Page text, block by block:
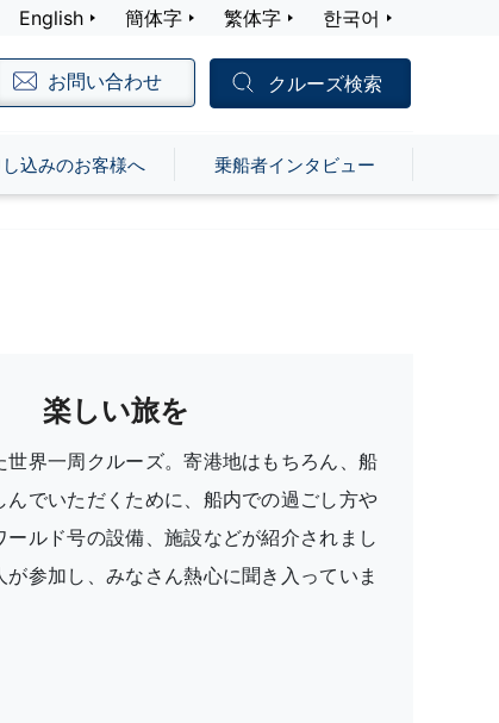
English 簡体字 繁体字 한국어
お問い合わせ クルーズ検索
込みのお客様へ 乗船者インタビュー
楽しい旅を
世界一周クルーズ。寄港地はもちろん、船
んでいただくために、船内での過ごし方や
ールド号の設備、施設などが紹介されまし
が参加し、みなさん熱心に聞き入っていま